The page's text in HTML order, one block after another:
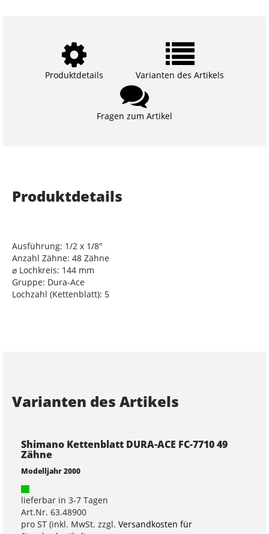
Produktdetails Varianten des Artikels
Fragen zum Artikel
Produktdetails
Ausführung: 1/2 x 1/8"
Anzahl Zähne: 48 Zähne
⌀ Lochkreis: 144 mm
Gruppe: Dura-Ace
Lochzahl (Kettenblatt): 5
Varianten des Artikels
Shimano Kettenblatt DURA-ACE FC-7710 49
Zähne
Modelljahr 2000
lieferbar in 3-7 Tagen
Art.Nr. 63.48900
pro ST (inkl. MwSt. zzgl. Versandkosten für